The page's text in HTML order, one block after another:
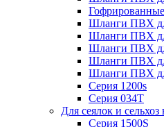
Шланги ПВХ
Шланги ПВХ
Шланги ПВХ
Шланги ПВХ
Шланги ПВХ
Серия 1200s
Серия 034Т
Для сеялок и сельхоз
Серия 1500S